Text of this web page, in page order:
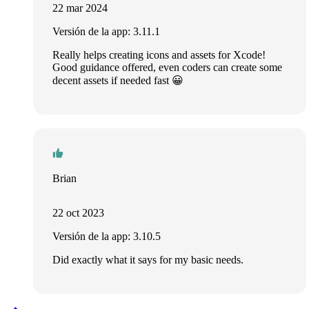
22 mar 2024
Versión de la app: 3.11.1
Really helps creating icons and assets for Xcode!
Good guidance offered, even coders can create some
decent assets if needed fast 😀
Brian
22 oct 2023
Versión de la app: 3.10.5
Did exactly what it says for my basic needs.